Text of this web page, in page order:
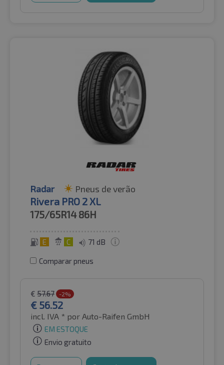
Radar Pneus de verão
Rivera PRO 2 XL
175/65R14 86H
E C 71 dB
Comparar pneus
€ 57.67 -2%
€ 56.52
incl. IVA * por Auto-Raifen GmbH
EM ESTOQUE
Envio gratuito